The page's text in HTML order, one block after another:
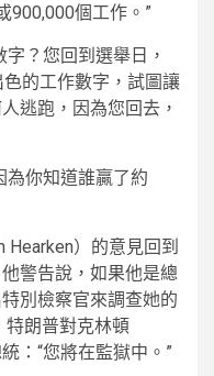
900,000個工作。”
？您回到選舉日，
的工作數字，試圖讓
逃跑，因為您回去，
為你知道誰贏了約
Hearken）的意見回到
警告說，如果他是總
別檢察官來調查她的
特朗普對克林頓
：“您將在監獄中。”